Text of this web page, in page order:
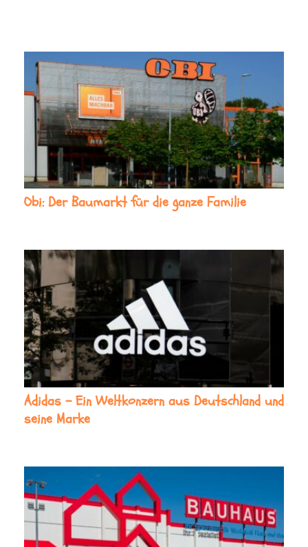
Obi: Der Baumarkt für die ganze Familie
Adidas – Ein Weltkonzern aus Deutschland und
seine Marke